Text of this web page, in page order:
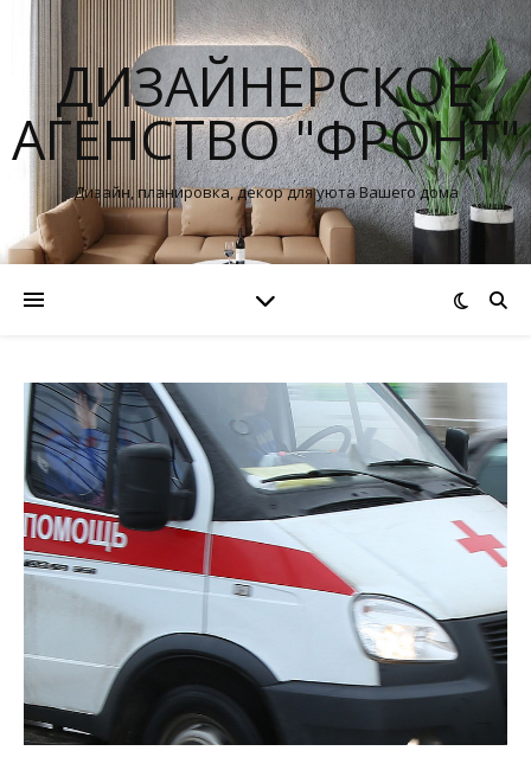
ДИЗАЙНЕРСКОЕ
АГЕНСТВО "ФРОНТ"
Дизайн, планировка, декор для уюта Вашего дома